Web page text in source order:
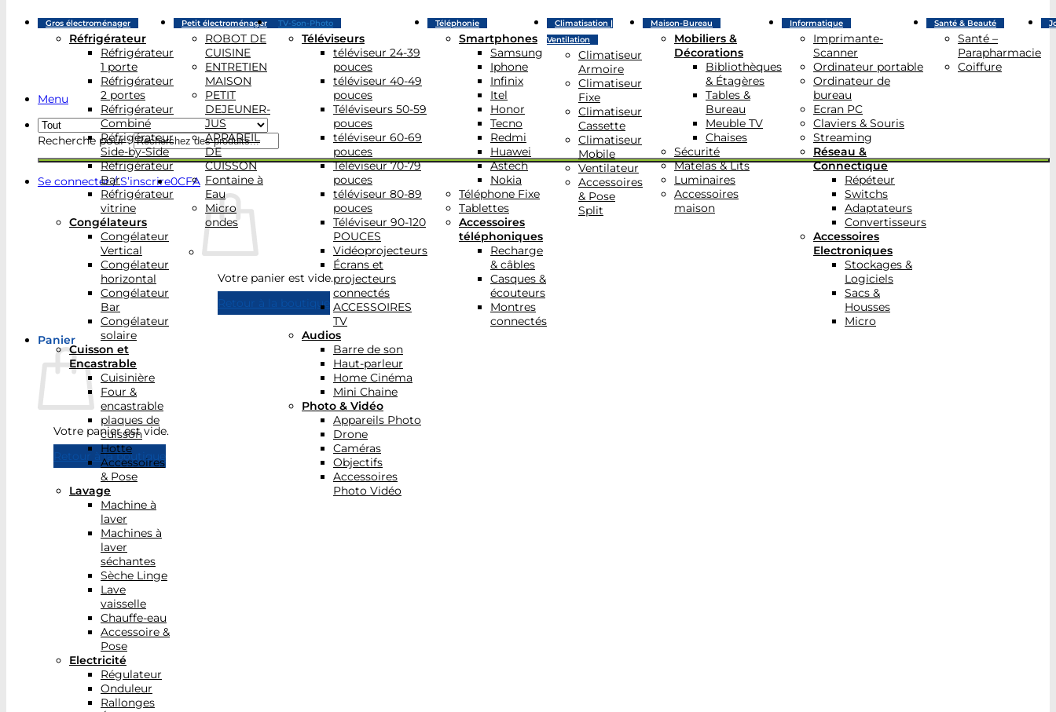
Menu
Recherche pour :
Se connecter / S’inscrire0CFA
Votre panier est vide.
Retour à la boutique
Panier
Votre panier est vide.
Retour à la boutique
Gros électroménager
Réfrigérateur
Réfrigérateur
1 porte
Réfrigérateur
2 portes
Réfrigérateur
Combiné
Réfrigérateur
Side-by-Side
Réfrigérateur
Bar
Réfrigérateur
vitrine
Congélateurs
Congélateur
Vertical
Congélateur
horizontal
Congélateur
Bar
Congélateur
solaire
Cuisson et
Encastrable
Cuisinière
Four &
encastrable
plaques de
cuisson
Hotte
Accessoires
& Pose
Lavage
Machine à
laver
Machines à
laver
séchantes
Sèche Linge
Lave
vaisselle
Chauffe-eau
Accessoire &
Pose
Electricité
Régulateur
Onduleur
Rallonges
Petit électroménager
ROBOT DE
CUISINE
ENTRETIEN
MAISON
PETIT
DEJEUNER-
JUS
APPAREIL
DE
CUISSON
Fontaine à
Eau
Micro
ondes
TV-Son-Photo
Téléviseurs
téléviseur 24-39
pouces
téléviseur 40-49
pouces
Téléviseurs 50-59
pouces
téléviseur 60-69
pouces
Téléviseur 70-79
pouces
téléviseur 80-89
pouces
Téléviseur 90-120
POUCES
Vidéoprojecteurs
Écrans et
projecteurs
connectés
ACCESSOIRES
TV
Audios
Barre de son
Haut-parleur
Home Cinéma
Mini Chaine
Photo & Vidéo
Appareils Photo
Drone
Caméras
Objectifs
Accessoires
Photo Vidéo
Téléphonie
Smartphones
Samsung
Iphone
Infinix
Itel
Honor
Tecno
Redmi
Huawei
Astech
Nokia
Téléphone Fixe
Tablettes
Accessoires
téléphoniques
Recharge
& câbles
Casques &
écouteurs
Montres
connectés
Climatisation |
Ventilation
Climatiseur
Armoire
Climatiseur
Fixe
Climatiseur
Cassette
Climatiseur
Mobile
Ventilateur
Accessoires
& Pose
Split
Maison-Bureau
Mobiliers &
Décorations
Bibliothèques
& Étagères
Tables &
Bureau
Meuble TV
Chaises
Sécurité
Matelas & Lits
Luminaires
Accessoires
maison
Informatique
Imprimante-
Scanner
Ordinateur portable
Ordinateur de
bureau
Ecran PC
Claviers & Souris
Streaming
Réseau &
Connectique
Répéteur
Switchs
Adaptateurs
Convertisseurs
Accessoires
Electroniques
Stockages &
Logiciels
Sacs &
Housses
Micro
Santé & Beauté
Santé –
Parapharmacie
Coiffure